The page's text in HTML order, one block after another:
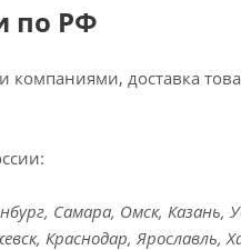
по РФ
доставка
Самара, Омск, Казань,
Краснодар, Ярославль,